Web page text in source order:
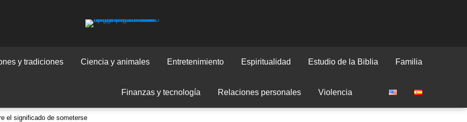
y tradiciones Ciencia y animales Entretenimiento Espiritualidad Estudio de la Biblia Familia
Finanzas y tecnología Relaciones personales Violencia
el significado de someterse